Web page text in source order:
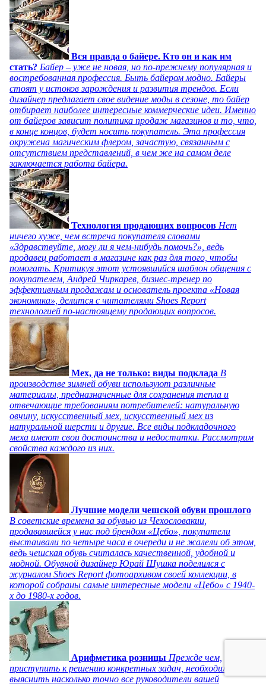
Вся правда о байере. Кто он и как им
стать? Байер – уже не новая, но по-прежнему популярная и
востребованная профессия. Быть байером модно. Байеры
стоят у истоков зарождения и развития трендов. Если
дизайнер предлагает свое видение моды в сезоне, то байер
отбирает наиболее интересные коммерческие идеи. Именно
от байеров зависит политика продаж магазинов и то, что,
в конце концов, будет носить покупатель. Эта профессия
окружена магическим флером, зачастую, связанным с
отсутствием представлений, в чем же на самом деле
заключается работа байера.
Технология продающих вопросов Нет
ничего хуже, чем встреча покупателя словами
«Здравствуйте, могу ли я чем-нибудь помочь?», ведь
продавец работает в магазине как раз для того, чтобы
помогать. Критикуя этот устоявшийся шаблон общения с
покупателем, Андрей Чиркарев, бизнес-тренер по
эффективным продажам и основатель проекта «Новая
экономика», делится с читателями Shoes Report
технологией по-настоящему продающих вопросов.
Мех, да не только: виды подклада В
производстве зимней обуви используют различные
материалы, предназначенные для сохранения тепла и
отвечающие требованиям потребителей: натуральную
овчину, искусственный мех, искусственный мех из
натуральной шерсти и другие. Все виды подкладочного
меха имеют свои достоинства и недостатки. Рассмотрим
свойства каждого из них.
Лучшие модели чешской обуви прошлого
В советские времена за обувью из Чехословакии,
продававшейся у нас под брендом «Цебо», покупатели
выстаивали по четыре часа в очереди и не жалели об этом,
ведь чешская обувь считалась качественной, удобной и
модной. Обувной дизайнер Юрай Шушка поделился с
журналом Shoes Report фотоархивом своей коллекции, в
которой собраны самые интересные модели «Цебо» с 1940-
х до 1980-х годов.
Арифметика розницы Прежде чем,
приступить к решению конкретных задач, необходимо
выяснить насколько точно все руководители вашей